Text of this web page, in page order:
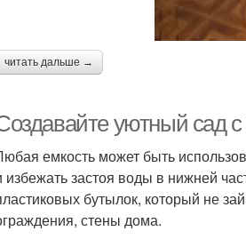
читать дальше →
уютный сад
емкость может быть
избежать застоя воды в нижней
бутылок, который не
стены дома.